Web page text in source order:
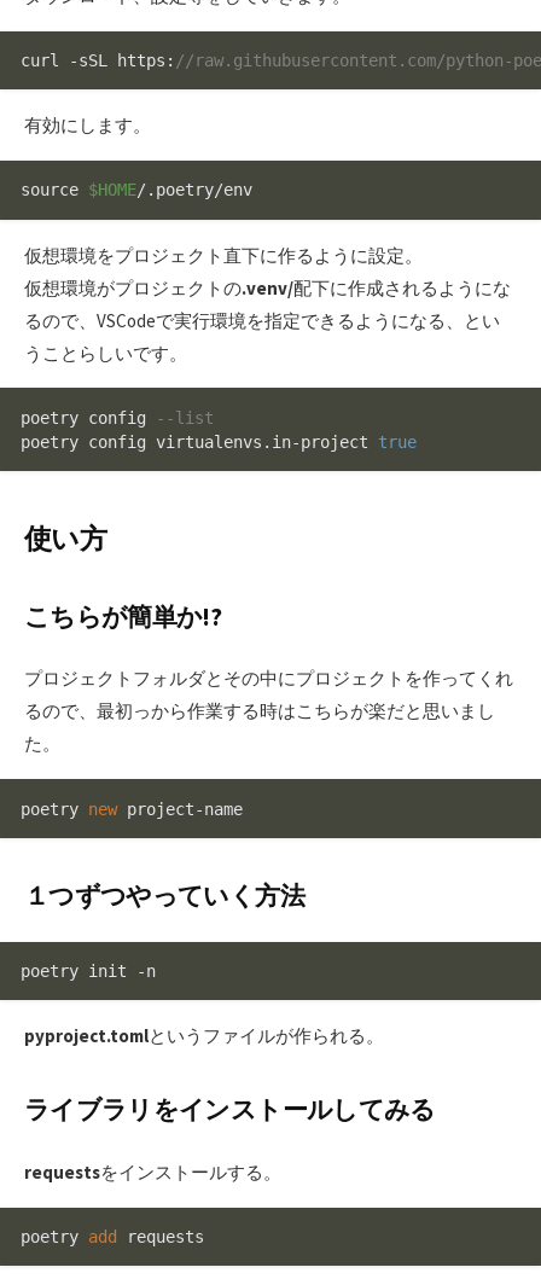
curl -sSL https : //raw.githubusercontent.com/python-
有効にします。
source $HOME/.poetry/env
仮想環境をプロジェクト直下に作るように設定。
仮想環境がプロジェクトの.venv/配下に作成されるようにな
るので、VSCodeで実行環境を指定できるようになる、とい
うことらしいです。
poetry config
--list
poetry config virtualenvs.in-project true
使い方
こちらが簡単か!?
プロジェクトフォルダとその中にプロジェクトを作ってくれ
るので、最初っから作業する時はこちらが楽だと思いまし
た。
poetry new project-name
１つずつやっていく方法
poetry init -n
pyproject.tomlというファイルが作られる。
ライブラリをインストールしてみる
requestsをインストールする。
poetry add requests